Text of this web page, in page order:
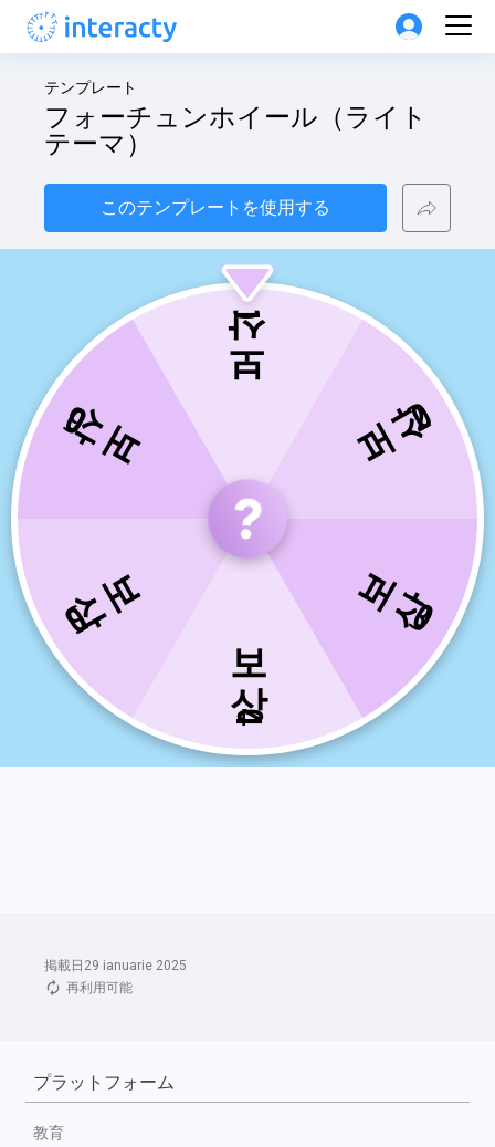
掲載日29 ianuarie 2025
再利用可能
テンプレート
フォーチュンホイール（ライト
テーマ）
このテンプレートを使用する
プラットフォーム
教育